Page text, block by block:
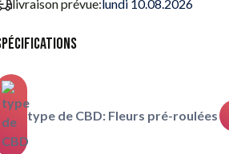
livraison prévue:lundi 10.08.2026
type de CBD: Fleurs pré-roulées